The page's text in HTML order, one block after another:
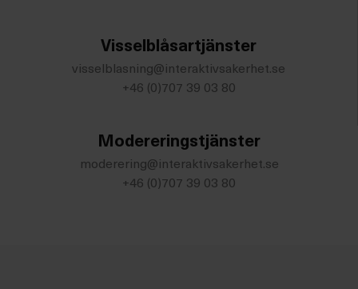
Visselblåsartjänster
visselblasning@interaktivsakerhet.se
+46 (0)707 39 03 80
Modereringstjänster
moderering@interaktivsakerhet.se
+46 (0)707 39 03 80